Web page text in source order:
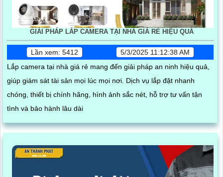
GIẢI PHÁP LẮP CAMERA TẠI NHÀ GIÁ RẺ HIỆU QUẢ
Lần xem: 5412
5/3/2025 11:12:38 AM
Lắp camera tại nhà giá rẻ mang đến giải pháp an ninh hiệu quả,
giúp giám sát tài sản mọi lúc mọi nơi. Dịch vụ lắp đặt nhanh
chóng, thiết bị chính hãng, hình ảnh sắc nét, hỗ trợ tư vấn tận
tình và bảo hành lâu dài